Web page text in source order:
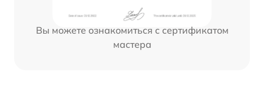
Вы можете ознакомиться с сертификатом
мастера